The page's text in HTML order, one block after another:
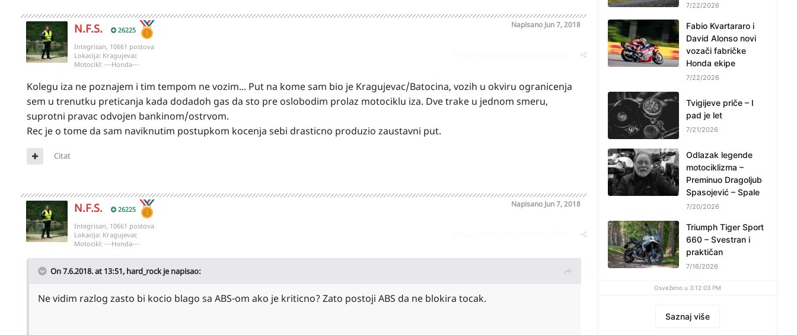
N.F.S. 26225
Napisano Jun 7, 2018
Integrisan, 10661 postova
Lokacija: Kragujevac
Motocikl: ---Honda---
Kolegu iza ne poznajem i tim tempom ne vozim... Put na kome sam bio je Kragujevac/Batocina, vozih u okviru ogranicenja
sem u trenutku preticanja kada dodadoh gas da sto pre oslobodim prolaz motociklu iza. Dve trake u jednom smeru,
suprotni pravac odvojen bankinom/ostrvom.
Rec je o tome da sam naviknutim postupkom kocenja sebi drasticno produzio zaustavni put.
Citat
N.F.S. 26225
Napisano Jun 7, 2018
Integrisan, 10661 postova
Lokacija: Kragujevac
Motocikl: ---Honda---
On 7.6.2018. at 13:51, hard_rockje napisao:
Ne vidim razlog zasto bi kocio blago sa ABS-om ako je kriticno? Zato postoji ABS da ne blokira tocak.
7/22/2026
Fabio Kvartararo i
David Alonso novi
vozači fabričke
Honda ekipe
7/22/2026
Tvigijeve priče – I
pad je let
7/21/2026
Odlazak legende
motociklizma –
Preminuo Dragoljub
Spasojević – Spale
7/20/2026
Triumph Tiger Sport
660 – Svestran i
praktičan
7/16/2026
Osveženo u 3:12:03 PM
Saznaj više